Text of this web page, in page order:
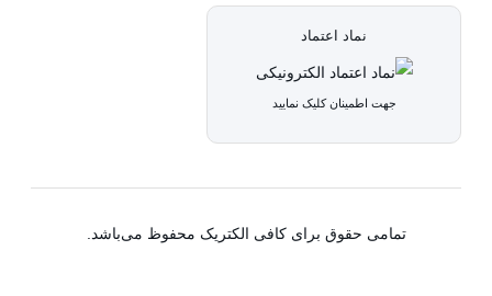
نماد اعتماد
جهت اطمینان کلیک نمایید
تمامی حقوق برای کافی الکتریک محفوظ می‌باشد.